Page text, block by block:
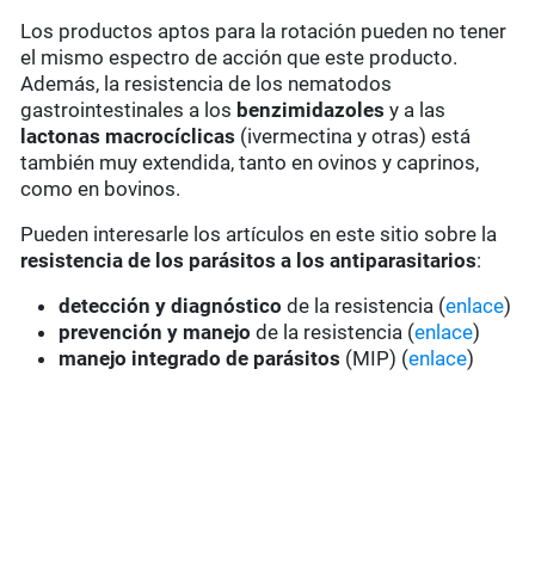
Los productos aptos para la rotación pueden no tener
el mismo espectro de acción que este producto.
Además, la resistencia de los nematodos
gastrointestinales a los benzimidazoles y a las
lactonas macrocíclicas (ivermectina y otras) está
también muy extendida, tanto en ovinos y caprinos,
como en bovinos.
Pueden interesarle los artículos en este sitio sobre la
resistencia de los parásitos a los antiparasitarios:
detección y diagnóstico de la resistencia (enlace)
prevención y manejo de la resistencia (enlace)
manejo integrado de parásitos (MIP) (enlace)